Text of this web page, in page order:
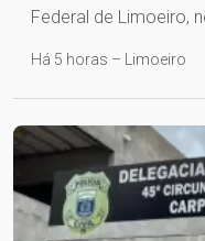
Federal de Limoeiro,
Há 5 horas – Limoeiro